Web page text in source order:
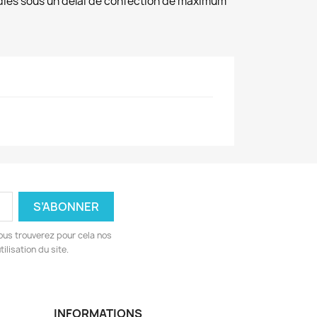
trouverez pour cela nos
du site.
INFORMATIONS